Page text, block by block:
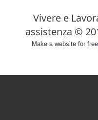
Vivere e
assistenza ©
Make a website for free